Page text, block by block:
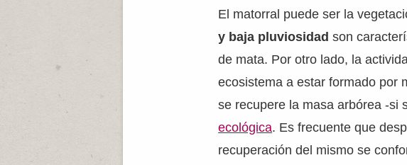
El matorral puede ser la
y baja pluviosidadson
de mata. Por otro lado, la
ecosistema a estar formado por
se recupere la masa arbórea -si
ecológica. Es frecuente que
recuperación del mismo se